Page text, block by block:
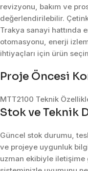
revizyonu, bakım ve
değerlendirilebilir.
Trakya sanayi hattında
otomasyonu, enerji
ihtiyaçları için ürün
Proje Öncesi
MTT2100 Teknik
Stok ve Teknik
Güncel stok durumu,
ve projeye uygunluk
uzman ekibiyle